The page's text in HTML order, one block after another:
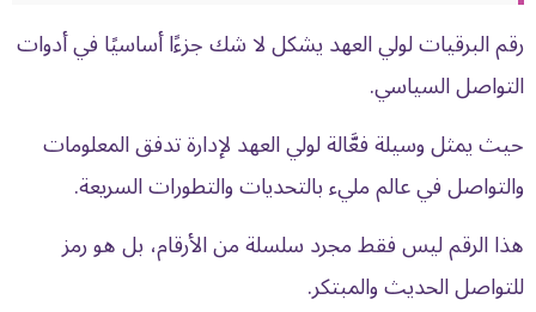
رقم البرقيات لولي العهد يشكل لا شك جزءًا أساسيًا في أدوات
التواصل السياسي.
حيث يمثل وسيلة فعَّالة لولي العهد لإدارة تدفق المعلومات
والتواصل في عالم مليء بالتحديات والتطورات السريعة.
هذا الرقم ليس فقط مجرد سلسلة من الأرقام، بل هو رمز
للتواصل الحديث والمبتكر.